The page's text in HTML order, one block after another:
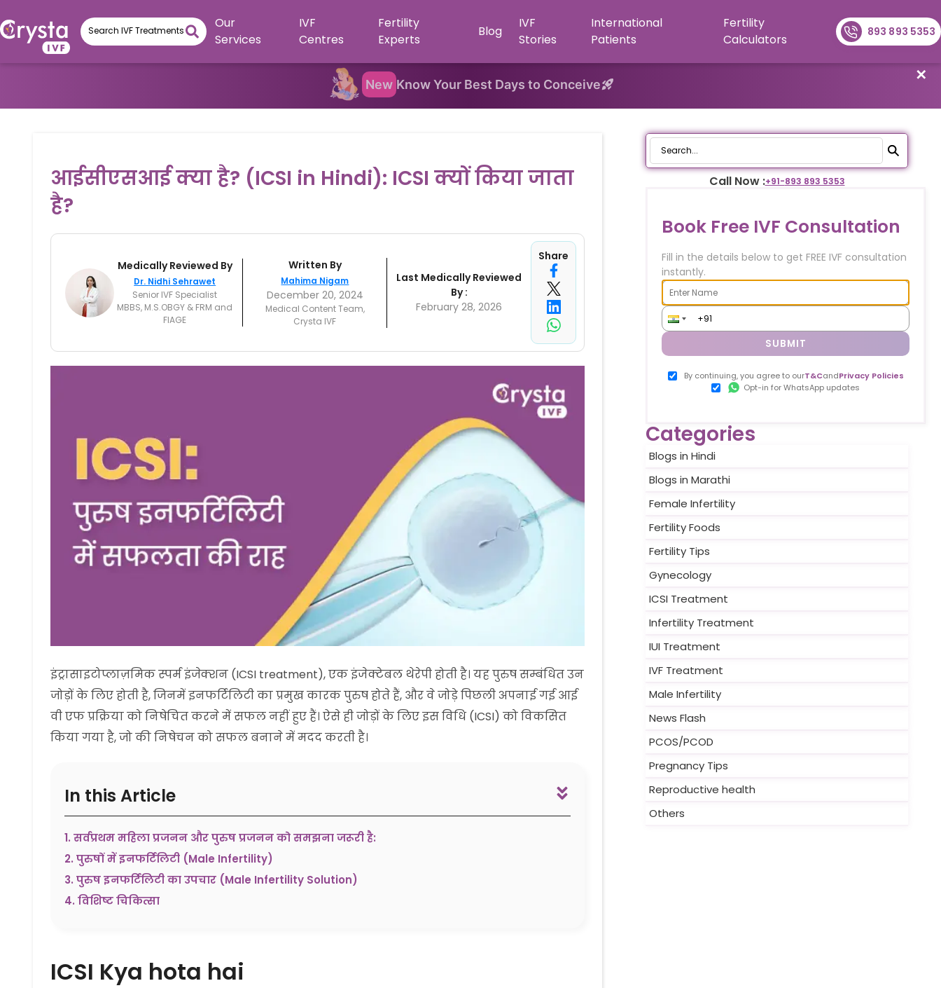
New Know Your Best Days to Conceive
✕
Our
Services
IVF
Centres
Fertility
Experts
Blog
IVF
Stories
International
Patients
Fertility
Calculators
893 893 5353
आईसीएसआई क्या है? (ICSI in Hindi): ICSI क्यों किया जाता
है?
Medically Reviewed By
Dr. Nidhi Sehrawet
Senior IVF Specialist
MBBS, M.S.OBGY & FRM and
FIAGE
Written By
Mahima Nigam
December 20, 2024
Medical Content Team,
Crysta IVF
Last Medically Reviewed
By :
February 28, 2026
Share
इंट्रासाइटोप्लाज़मिक स्पर्म इंजेक्शन (ICSI treatment), एक इंजेक्टेबल थेरेपी होती है। यह पुरुष सम्बंधित उन
जोड़ों के लिए होती है, जिनमें इनफर्टिलिटी का प्रमुख कारक पुरुष होते हैं, और वे जोड़े पिछली अपनाई गई आई
वी एफ प्रक्रिया को निषेचित करने में सफल नहीं हुए हैं। ऐसे ही जोड़ों के लिए इस विधि (ICSI) को विकसित
किया गया है, जो की निषेचन को सफल बनाने में मदद करती है।
In this Article
1. सर्वप्रथम महिला प्रजनन और पुरुष प्रजनन को समझना जरूरी है:
2. पुरुषों में इनफर्टिलिटी (Male Infertility)
3. पुरुष इनफर्टिलिटी का उपचार (Male Infertility Solution)
4. विशिष्ट चिकित्सा
ICSI Kya hota hai
Call Now :+91-893 893 5353
Book Free IVF Consultation
Fill in the details below to get FREE IVF consultation
instantly.
SUBMIT
By continuing, you agree to ourT&CandPrivacy Policies
Opt-in for WhatsApp updates
Categories
Blogs in Hindi
Blogs in Marathi
Female Infertility
Fertility Foods
Fertility Tips
Gynecology
ICSI Treatment
Infertility Treatment
IUI Treatment
IVF Treatment
Male Infertility
News Flash
PCOS/PCOD
Pregnancy Tips
Reproductive health
Others